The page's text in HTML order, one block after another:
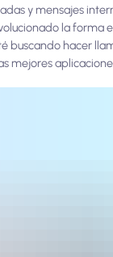
y mensajes
la forma
buscando hacer
mejores